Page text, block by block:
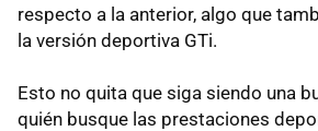
respecto a la anterior, algo que
la versión deportiva GTi.
Esto no quita que siga siendo una
quién busque las prestaciones